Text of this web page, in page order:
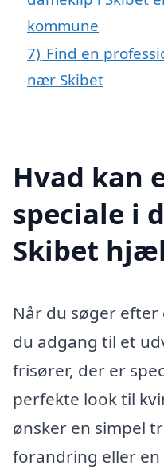
kommune
7) Find en
nær Skibet
Hvad kan
speciale i
Skibet
Når du søger efter
du adgang til et
frisører, der er
perfekte look til
ønsker en simpel
forandring eller